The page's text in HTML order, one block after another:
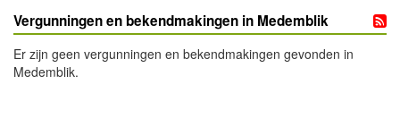
Vergunningen en bekendmakingen in Medemblik
Er zijn geen vergunningen en bekendmakingen gevonden in
Medemblik.